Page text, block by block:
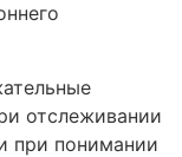
отслеживании
при понимании